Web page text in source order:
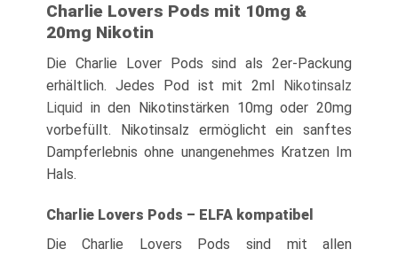
Charlie Lovers Pods mit 10mg &
20mg Nikotin
Die Charlie Lover Pods sind als 2er-Packung
erhältlich. Jedes Pod ist mit 2ml Nikotinsalz
Liquid in den Nikotinstärken 10mg oder 20mg
vorbefüllt. Nikotinsalz ermöglicht ein sanftes
Dampferlebnis ohne unangenehmes Kratzen Im
Hals.
Charlie Lovers Pods – ELFA kompatibel
Die Charlie Lovers Pods sind mit allen